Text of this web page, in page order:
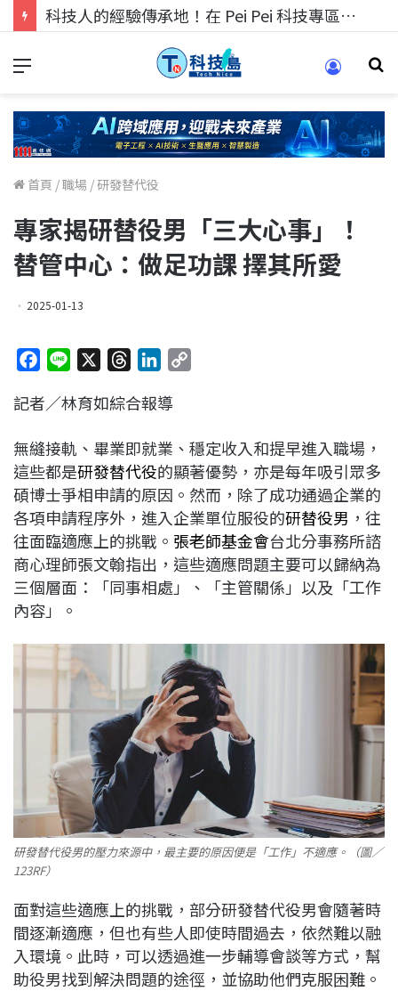
科技人的經驗傳承地！在 Pei Pei 科技專區，與學弟妹交流最硬核的技術
首頁 /職場 / 研發替代役
專家揭研替役男「三大心事」！
替管中心：做足功課 擇其所愛
2025-01-13
c
b
o
o
k
n
r
a
d
s
n
e
d
I
n
L
i
n
k
記者／林育如綜合報導
無縫接軌、畢業即就業、穩定收入和提早進入職場，
這些都是研發替代役的顯著優勢，亦是每年吸引眾多
碩博士爭相申請的原因。然而，除了成功通過企業的
各項申請程序外，進入企業單位服役的研替役男 ，往
往面臨適應上的挑戰。 張老師基金會台北分事務所諮
商心理師張文翰指出，這些適應問題主要可以歸納為
三個層面：「同事相處」、「主管關係」以及「工作
內容」。
研發替代役男的壓力來源中，最主要的原因便是「工作」不適應。（圖／
123RF）
面對這些適應上的挑戰，部分研發替代役男會隨著時
間逐漸適應，但也有些人即使時間過去，依然難以融
入環境。此時，可以透過進一步輔導會談等方式，幫
助役男找到解決問題的途徑，並協助他們克服困難。